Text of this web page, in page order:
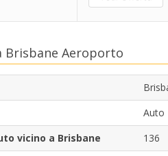
Brisbane Aeroporto
Auto
vicino a Brisbane
136